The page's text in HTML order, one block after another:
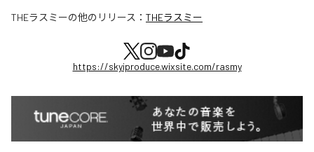
THEラスミーの他のリリース： THEラスミー
https://skyiproduce.wixsite.com/rasmy